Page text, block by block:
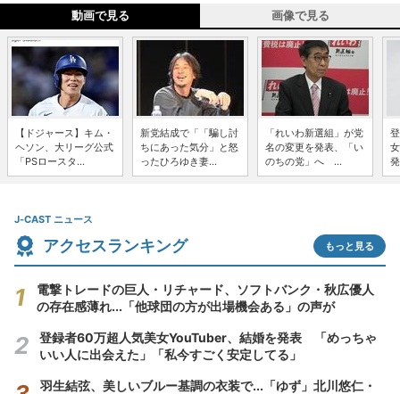
動画で見る 画像で見る
【ドジャース】キム・
ヘソン、大リーグ公式
「PSロースタ...
新党結成で「「騙し討
ちにあった気分」と怒
ったひろゆき妻...
「れいわ新選組」が党
名の変更を発表、「い
のちの党」へ ...
J-CAST ニュース
アクセスランキング もっと見る
電撃トレードの巨人・リチャード、ソフトバンク・秋広優人
の存在感薄れ...「他球団の方が出場機会ある」の声が
登録者60万超人気美女YouTuber、結婚を発表 「めっちゃ
いい人に出会えた」「私今すごく安定してる」
羽生結弦、美しいブルー基調の衣装で...「ゆず」北川悠仁・